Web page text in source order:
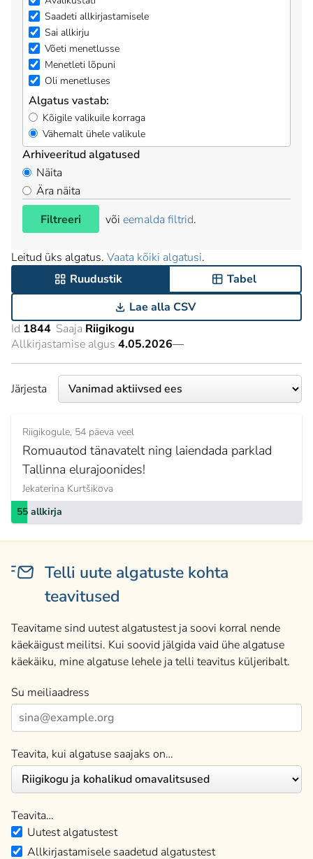
Saadeti allkirjastamisele
Sai allkirju
Võeti menetlusse
Menetleti lõpuni
Oli menetluses
Algatus vastab:
Kõigile valikuile korraga
Vähemalt ühele valikule
Arhiveeritud algatused
Näita
Ära näita
Filtreeri
või eemalda filtrid.
Leitud üks algatus. Vaata kõiki algatusi.
Ruudustik
Tabel
Lae alla CSV
Id 1844 Saaja Riigikogu
Allkirjastamise algus 4.05.2026—
Järjesta
Riigikogule 54 päeva veel
Romuautod tänavatelt ning laiendada parklad
Tallinna elurajoonides!
Jekaterina Kurtšikova
55 allkirja
Telli uute algatuste kohta
teavitused
Teavitame sind uutest algatustest ja soovi korral nende
käekäigust meilitsi. Kui soovid jälgida vaid ühe algatuse
käekäiku, mine algatuse lehele ja telli teavitus küljeribalt.
Su meiliaadress
Teavita, kui algatuse saajaks on…
Teavita…
Uutest algatustest
Allkirjastamisele saadetud algatustest